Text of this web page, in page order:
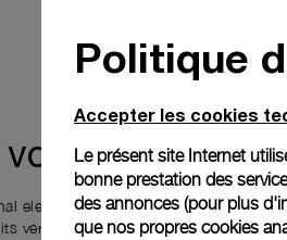
votre
elements that accompany your new
versatility and your ownership
Politique
Accepter les cookies
Le présent site Internet
bonne prestation des
des annonces (pour plus
que nos propres cookies